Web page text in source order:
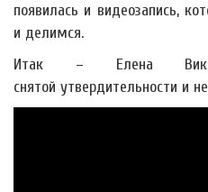
появилась и видеозапись,
и делимся.
Итак – Елена
снятой утвердительности и